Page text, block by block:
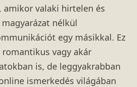
amikor valaki hirtelen és
nélkül
egy másikkal. Ez
vagy akár
is, de leggyakrabban
ismerkedés világában